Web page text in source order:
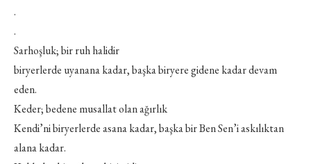
.
.
Sarhoşluk; bir ruh halidir
biryerlerde uyanana kadar, başka biryere gidene kadar devam
eden.
Keder; bedene musallat olan ağırlık
Kendi’ni biryerlerde asana kadar, başka bir Ben Sen’i askılıktan
alana kadar.